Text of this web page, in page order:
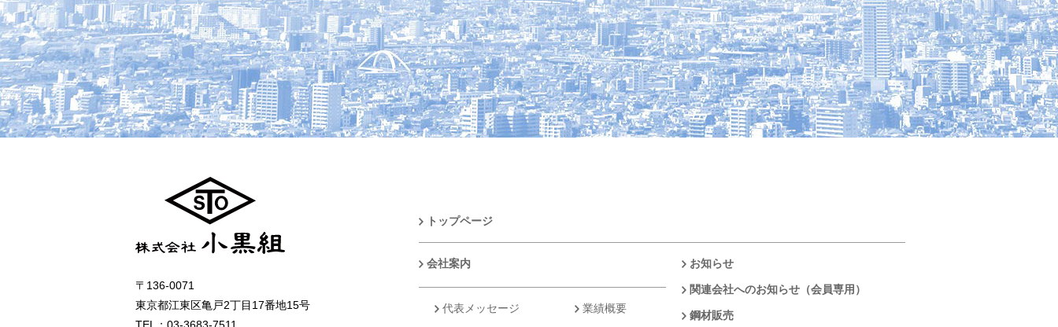
〒136-0071
東京都江東区亀戸2丁目17番地15号
トップページ
会社案内 お知らせ
関連会社へのお知らせ（会員専用）
鋼材販売
代表メッセージ 業績概要